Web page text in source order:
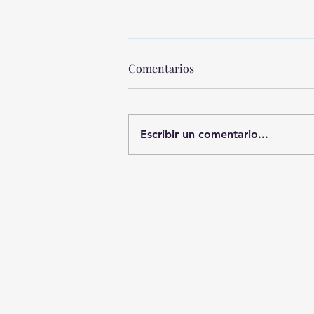
MONTEVIDEO SHOPPING
Comentarios
Escribir un comentario...